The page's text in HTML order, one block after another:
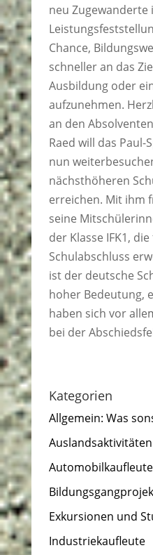
neu Zugewanderte
Chance,
schneller an das
Ausbildung oder
aufzunehmen.
an den
Raed will das Paul-
nun
nächsthöheren
erreichen. Mit ihm
seine
der Klasse IFK1,
Schulabschluss
ist der deutsche
hoher Bedeutung,
haben sich vor
bei der
Kategorien
Allgemein: Was
Auslandsaktivitäten
Automobilkaufleute
Exkursionen und
Industriekaufleute